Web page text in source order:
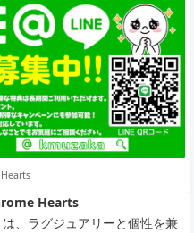
Hearts
、ラグジュアリーと個性を兼